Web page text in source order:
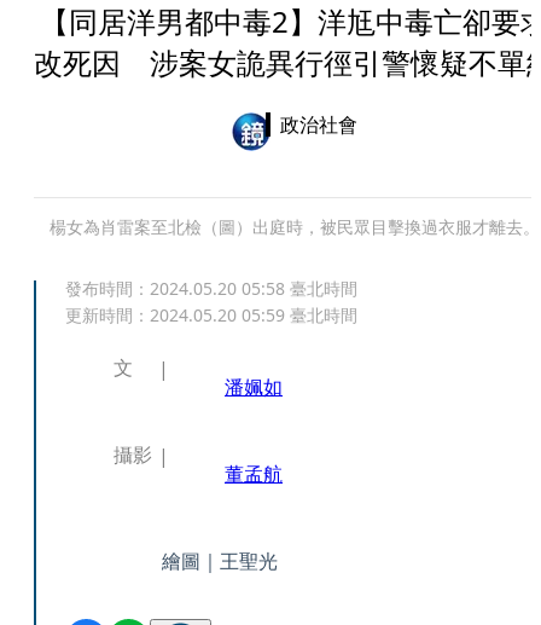
【同居洋男都中毒2】洋尪中毒亡卻要
改死因 涉案女詭異行徑引警懷疑不單
政治社會
楊女為肖雷案至北檢（圖）出庭時，被民眾目擊換過衣服才離去。
發布時間： 2024.05.20 05:58 臺北時間
更新時間： 2024.05.20 05:59 臺北時間
文
潘姵如
攝影
董孟航
繪圖｜王聖光